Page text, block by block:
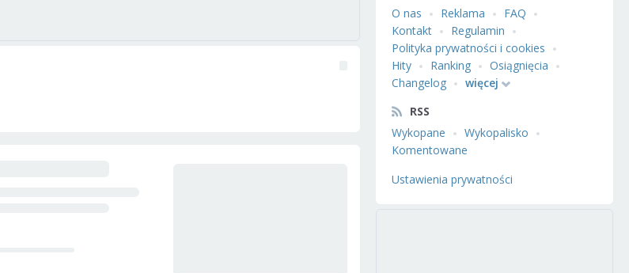
O nas
Reklama
FAQ
Kontakt
Regulamin
Polityka prywatności i cookies
Hity
Ranking
Osiągnięcia
Changelog
więcej
RSS
Wykopane
Wykopalisko
Komentowane
Ustawienia prywatności